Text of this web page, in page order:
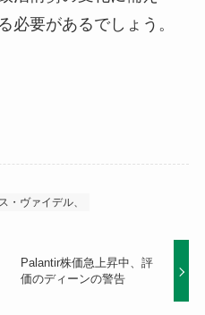
必要があるでしょう。
・ヴァイデル、
Palantir株価急上昇中、評
価のディーンの警告